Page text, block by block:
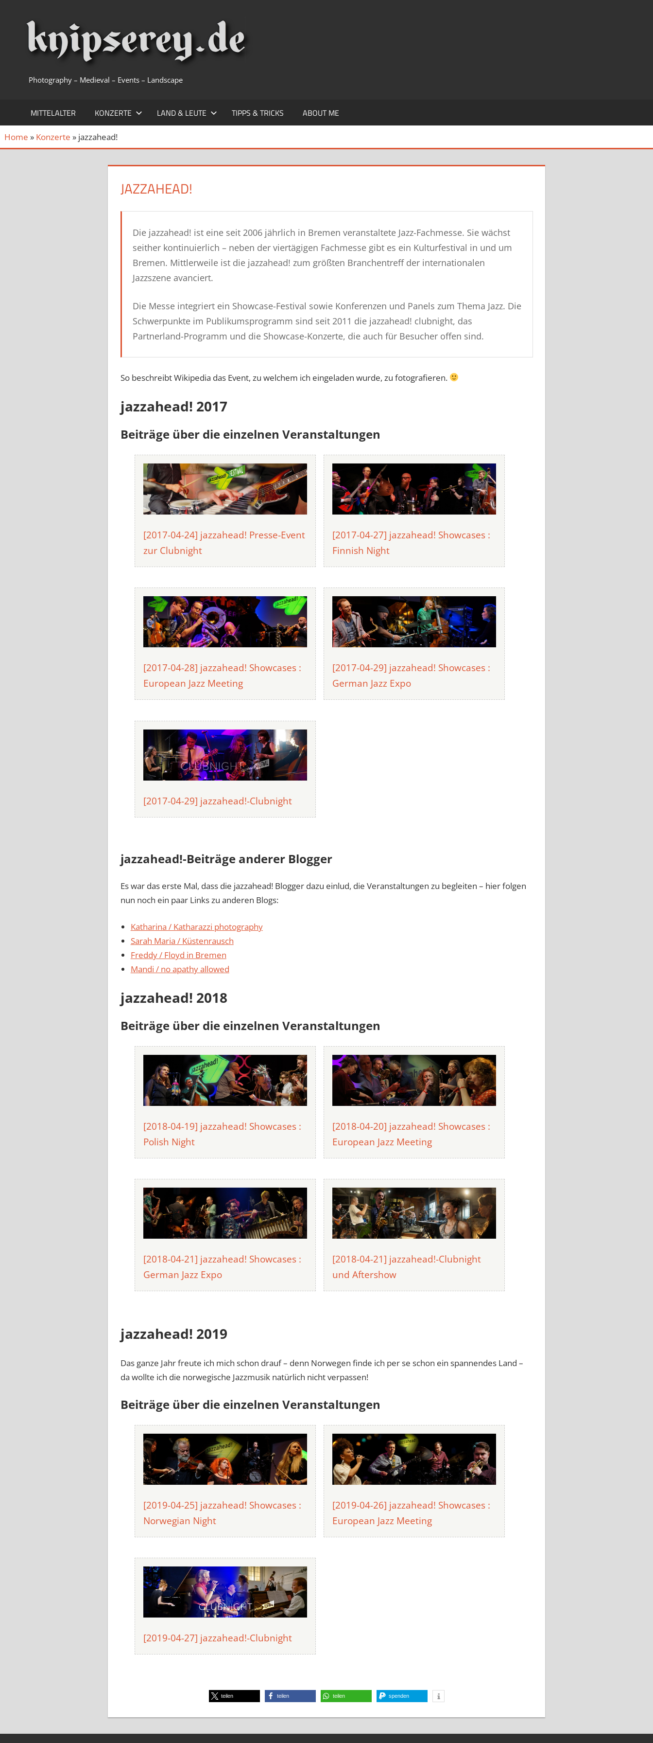
Photography – Medieval – Events – Landscape
MITTELALTER KONZERTE LAND & LEUTE TIPPS & TRICKS ABOUT ME
Home » Konzerte » jazzahead!
JAZZAHEAD!
Die jazzahead! ist eine seit 2006 jährlich in Bremen veranstaltete Jazz-Fachmesse. Sie wächst
seither kontinuierlich – neben der viertägigen Fachmesse gibt es ein Kulturfestival in und um
Bremen. Mittlerweile ist die jazzahead! zum größten Branchentreff der internationalen
Jazzszene avanciert.
Die Messe integriert ein Showcase-Festival sowie Konferenzen und Panels zum Thema Jazz. Die
Schwerpunkte im Publikumsprogramm sind seit 2011 die jazzahead! clubnight, das
Partnerland-Programm und die Showcase-Konzerte, die auch für Besucher offen sind.
So beschreibt Wikipedia das Event, zu welchem ich eingeladen wurde, zu fotografieren.
jazzahead! 2017
Beiträge über die einzelnen Veranstaltungen
[2017-04-24] jazzahead! Presse-Event
zur Clubnight
[2017-04-27] jazzahead! Showcases :
Finnish Night
[2017-04-28] jazzahead! Showcases :
European Jazz Meeting
[2017-04-29] jazzahead! Showcases :
German Jazz Expo
[2017-04-29] jazzahead!-Clubnight
jazzahead!-Beiträge anderer Blogger
Es war das erste Mal, dass die jazzahead! Blogger dazu einlud, die Veranstaltungen zu begleiten – hier folgen
nun noch ein paar Links zu anderen Blogs:
Katharina / Katharazzi photography
Sarah Maria / Küstenrausch
Freddy / Floyd in Bremen
Mandi / no apathy allowed
jazzahead! 2018
Beiträge über die einzelnen Veranstaltungen
[2018-04-19] jazzahead! Showcases :
Polish Night
[2018-04-20] jazzahead! Showcases :
European Jazz Meeting
[2018-04-21] jazzahead! Showcases :
German Jazz Expo
[2018-04-21] jazzahead!-Clubnight
und Aftershow
jazzahead! 2019
Das ganze Jahr freute ich mich schon drauf – denn Norwegen finde ich per se schon ein spannendes Land –
da wollte ich die norwegische Jazzmusik natürlich nicht verpassen!
Beiträge über die einzelnen Veranstaltungen
[2019-04-25] jazzahead! Showcases :
Norwegian Night
[2019-04-26] jazzahead! Showcases :
European Jazz Meeting
[2019-04-27] jazzahead!-Clubnight
teilen teilen teilen spenden